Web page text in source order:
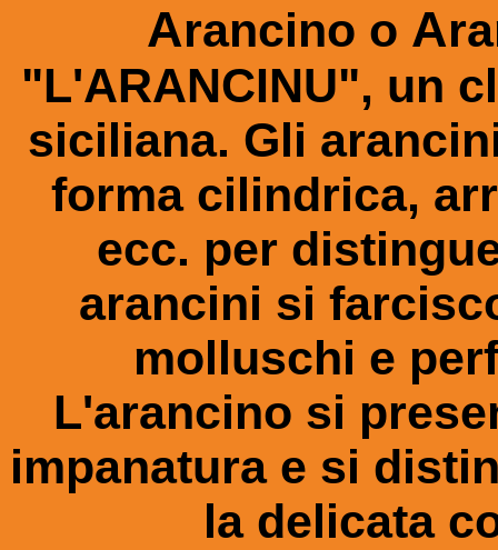
Arancino o A
"L'ARANCINU", un
siciliana. Gli
forma cilindrica,
ecc. per
arancini si
molluschi e
L'arancino si
impanatura e si
la delicata